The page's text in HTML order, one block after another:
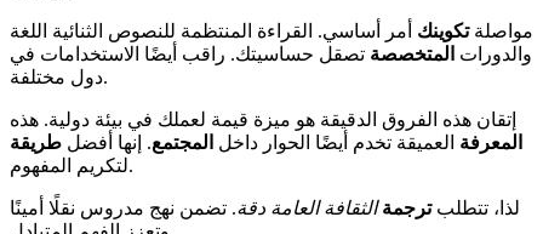
مواصلةتكوينك أمر أساسي. القراءة المنتظمة للنصوص الثنائية اللغة
والدورات المتخصصة تصقل حساسيتك. راقب أيضًا الاستخدامات في
دول مختلفة.
إتقان هذه الفروق الدقيقة هو ميزة قيمة لعملك في بيئة دولية. هذه
المعرفة العميقة تخدم أيضًا الحوار داخل المجتمع. إنها أفضل طريقة
لتكريم المفهوم.
لذا، تتطلبترجمة الثقافة العامة دقة. تضمن نهج مدروس نقلًا أمينًا